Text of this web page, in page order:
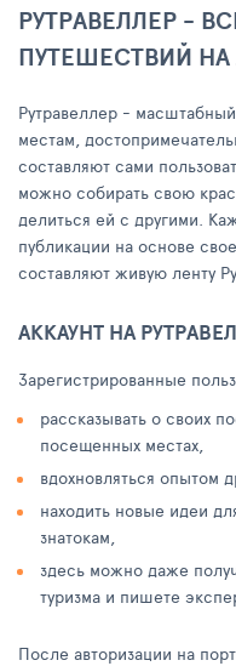
РУТРАВЕЛЛЕР -
ПУТЕШЕСТВИЙ
Рутравеллер -
местам,
составляют сами
можно собирать свою
делиться ей с другими.
публикации на основе
составляют живую ленту
АККАУНТ НА
Зарегистрированные
рассказывать о своих
посещенных местах,
вдохновляться опытом
находить новые идеи
знатокам,
здесь можно даже
туризма и пишете
После авторизации на